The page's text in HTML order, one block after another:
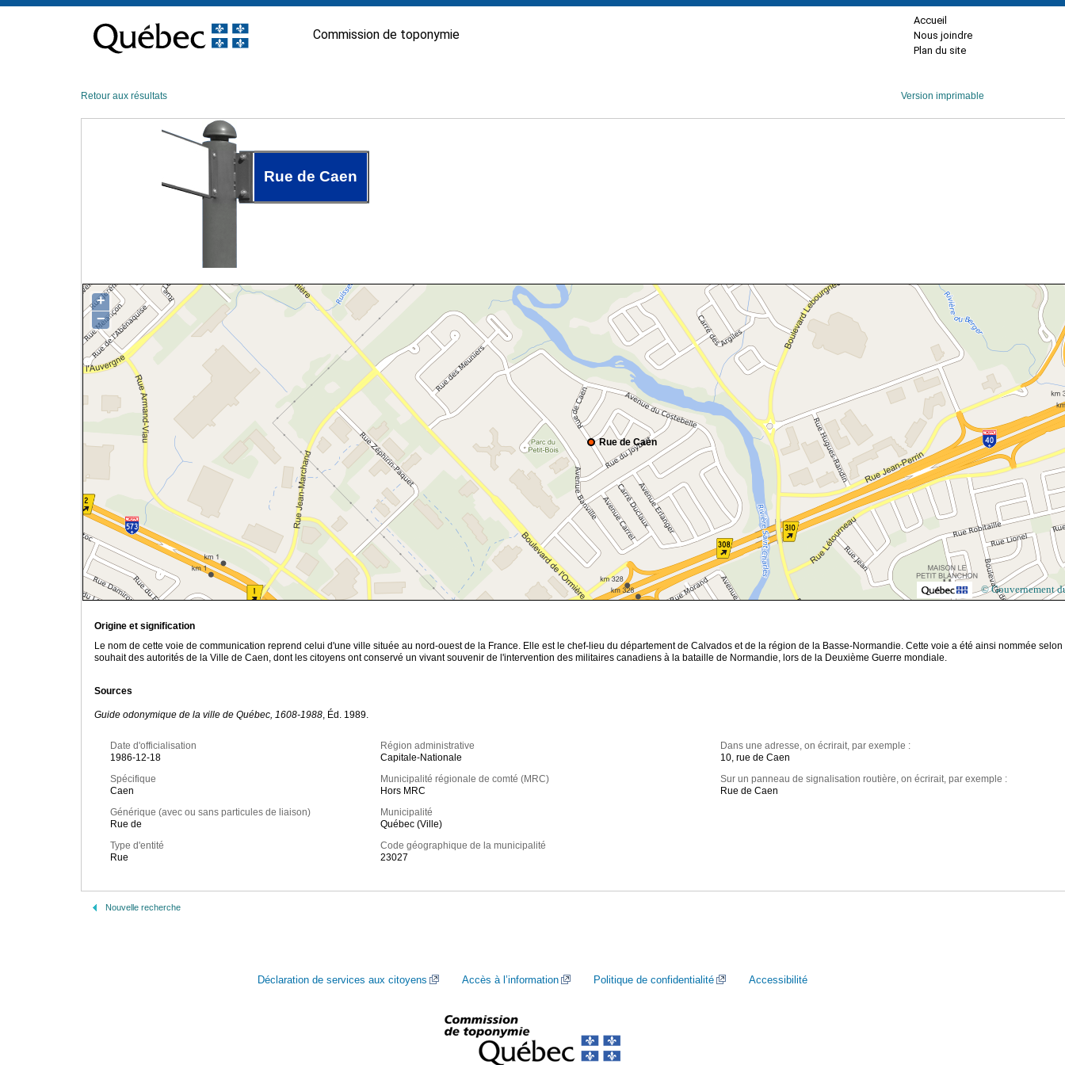
contenu
Commission de toponymie
Accueil
Nous joindre
Plan du site
Retour aux résultats Version imprimable
Rue de Caen
Rue de Caen
+
−
© Gouvernement
Origine et signification
Le nom de cette voie de communication reprend celui d'une ville située au nord-ouest de la France. Elle est le chef-lieu du département de Calvados et de la région de la Basse-Normandie. Cette voie a été ainsi nommée selon
souhait des autorités de la Ville de Caen, dont les citoyens ont conservé un vivant souvenir de l'intervention des militaires canadiens à la bataille de Normandie, lors de la Deuxième Guerre mondiale.
Sources
Guide odonymique de la ville de Québec, 1608-1988, Éd. 1989.
Date d'officialisation
1986-12-18
Spécifique
Caen
Générique (avec ou sans particules de liaison)
Rue de
Type d'entité
Rue
Région administrative
Capitale-Nationale
Municipalité régionale de comté (MRC)
Hors MRC
Municipalité
Québec (Ville)
Code géographique de la municipalité
23027
Dans une adresse, on écrirait, par exemple :
10, rue de Caen
Sur un panneau de signalisation routière, on écrirait, par exemple :
Rue de Caen
Nouvelle recherche
Déclaration de services aux citoyens Accès à l’information Politique de confidentialité Accessibilité